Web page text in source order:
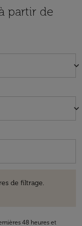
partir de
keyboard_arrow_down
keyboard_arrow_down
de filtrage.
48 heures et